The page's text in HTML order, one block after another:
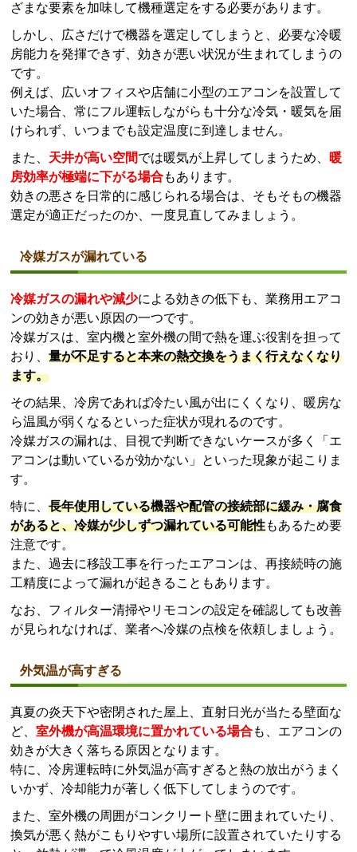
ざまな要素を加味して機種選定をする必要があります。
しかし、広さだけで機器を選定してしまうと、必要な冷暖
房能力を発揮できず、効きが悪い状況が生まれてしまうの
です。
例えば、広いオフィスや店舗に小型のエアコンを設置して
いた場合、常にフル運転しながらも十分な冷気・暖気を届
けられず、いつまでも設定温度に到達しません。
また、 天井が高い空間では暖気が上昇してしまうため、 暖
房効率が極端に下がる場合もあります。
効きの悪さを日常的に感じられる場合は、そもそもの機器
選定が適正だったのか、一度見直してみましょう。
冷媒ガスが漏れている
冷媒ガスの漏れや減少による効きの低下も、業務用エアコ
ンの効きが悪い原因の一つです。
冷媒ガスは、室内機と室外機の間で熱を運ぶ役割を担って
おり、量が不足すると本来の熱交換をうまく行えなくなり
ます。
その結果、冷房であれば冷たい風が出にくくなり、暖房な
ら温風が弱くなるといった症状が現れるのです。
冷媒ガスの漏れは、目視で判断できないケースが多く「エ
アコンは動いているが効かない」といった現象が起こりま
す。
特に、長年使用している機器や配管の接続部に緩み・腐食
があると、冷媒が少しずつ漏れている可能性もあるため要
注意です。
また、過去に移設工事を行ったエアコンは、再接続時の施
工精度によって漏れが起きることもあります。
なお、フィルター清掃やリモコンの設定を確認しても改善
が見られなければ、業者へ冷媒の点検を依頼しましょう。
外気温が高すぎる
真夏の炎天下や密閉された屋上、直射日光が当たる壁面な
ど、室外機が高温環境に置かれている場合も、エアコンの
効きが大きく落ちる原因となります。
特に、冷房運転時に外気温が高すぎると熱の放出がうまく
いかず、冷却能力が著しく低下してしまうのです。
また、室外機の周囲がコンクリート壁に囲まれていたり、
換気が悪く熱がこもりやすい場所に設置されていたりする